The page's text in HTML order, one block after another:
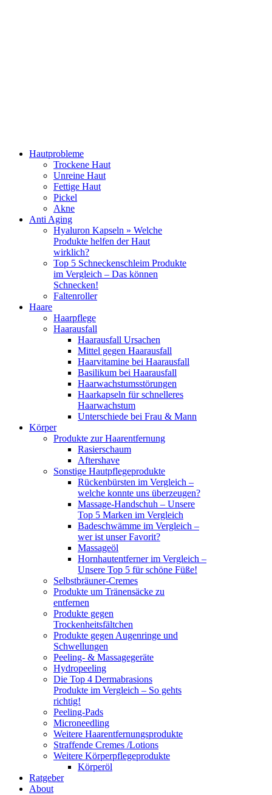
Hautprobleme
Trockene Haut
Unreine Haut
Fettige Haut
Pickel
Akne
Anti Aging
Hyaluron Kapseln » Welche
Produkte helfen der Haut
wirklich?
Top 5 Schneckenschleim Produkte
im Vergleich – Das können
Schnecken!
Faltenroller
Haare
Haarpflege
Haarausfall
Haarausfall Ursachen
Mittel gegen Haarausfall
Haarvitamine bei Haarausfall
Basilikum bei Haarausfall
Haarwachstumsstörungen
Haarkapseln für schnelleres
Haarwachstum
Unterschiede bei Frau & Mann
Körper
Produkte zur Haarentfernung
Rasierschaum
Aftershave
Sonstige Hautpflegeprodukte
Rückenbürsten im Vergleich –
welche konnte uns überzeugen?
Massage-Handschuh – Unsere
Top 5 Marken im Vergleich
Badeschwämme im Vergleich –
wer ist unser Favorit?
Massageöl
Hornhautentferner im Vergleich –
Unsere Top 5 für schöne Füße!
Selbstbräuner-Cremes
Produkte um Tränensäcke zu
entfernen
Produkte gegen
Trockenheitsfältchen
Produkte gegen Augenringe und
Schwellungen
Peeling- & Massagegeräte
Hydropeeling
Die Top 4 Dermabrasions
Produkte im Vergleich – So gehts
richtig!
Peeling-Pads
Microneedling
Weitere Haarentfernungsprodukte
Straffende Cremes /Lotions
Weitere Körperpflegeprodukte
Körperöl
Ratgeber
About